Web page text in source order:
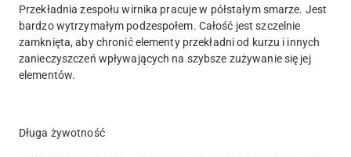
Przekładnia zespołu wirnika pracuje w półstałym smarze. Jest
bardzo wytrzymałym podzespołem. Całość jest szczelnie
zamknięta, aby chronić elementy przekładni od kurzu i innych
zanieczyszczeń wpływających na szybsze zużywanie się jej
elementów.
Długa żywotność